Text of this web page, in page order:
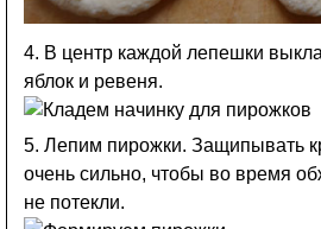
4. В центр каждой лепешки
яблок и ревеня.
5. Лепим пирожки. Защипывать
очень сильно, чтобы во время
не потекли.